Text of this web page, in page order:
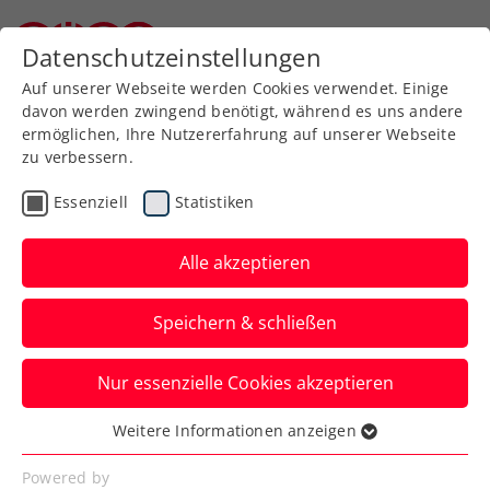
Zurück zur Newsübersicht
Turniere
Knappe Finalniederlage
für Misolic bei Danube
Upper Austria Open
powered by SKE
Der Titel in Mauthausen geht an den
Thiem- und Novak-Bezwinger Hamad
Medjedovic.
Datenschutzeinstellungen
Auf unserer Webseite werden Cookies verwendet. Einige
davon werden zwingend benötigt, während es uns andere
ermöglichen, Ihre Nutzererfahrung auf unserer Webseite
zu verbessern.
Essenziell Statistiken
Alle akzeptieren
Speichern & schließen
Nur essenzielle Cookies akzeptieren
Essenziell
Essenzielle Cookies werden für grundlegende
Weitere Informationen anzeigen
Powered by